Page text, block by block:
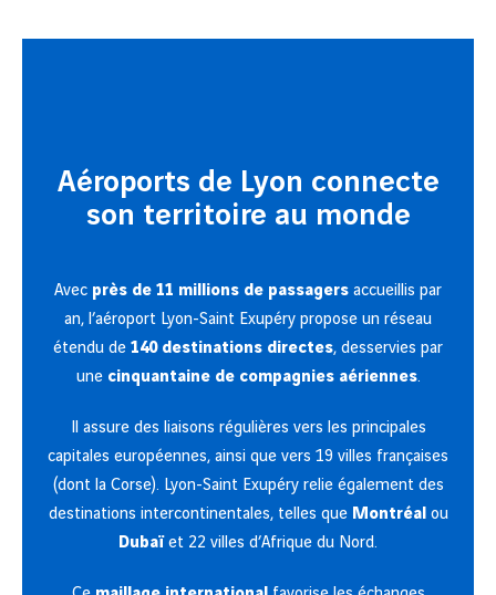
Aéroports de Lyon connecte
son territoire au monde
Avec près de 11 millions de passagers accueillis par
an, l’aéroport Lyon-Saint Exupéry propose un réseau
étendu de 140 destinations directes, desservies par
une cinquantaine de compagnies aériennes.
Il assure des liaisons régulières vers les principales
capitales européennes, ainsi que vers 19 villes françaises
(dont la Corse). Lyon-Saint Exupéry relie également des
destinations intercontinentales, telles que Montréal ou
Dubaïet 22 villes d’Afrique du Nord.